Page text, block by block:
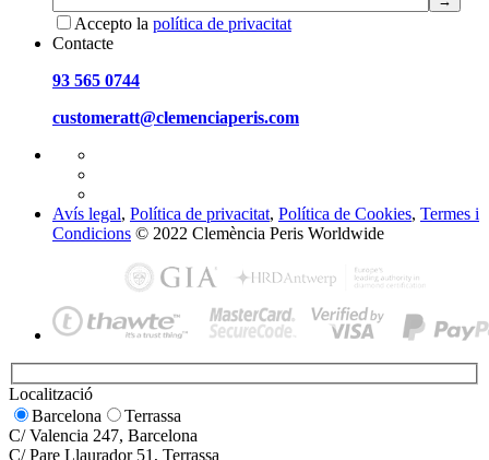
Accepto la política de privacitat
Contacte
93 565 0744
customeratt@clemenciaperis.com
Avís legal, Política de privacitat, Política de Cookies, Termes i
Condicions © 2022 Clemència Peris Worldwide
Localització
Barcelona
Terrassa
C/ Valencia 247, Barcelona
C/ Pare Llaurador 51, Terrassa